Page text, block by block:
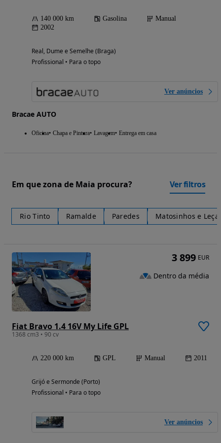
140 000 km Gasolina
Manual
2002
Real, Dume e Semelhe (Braga)
Profissional • Para o topo
Ver anúncios
Bracae AUTO
Oficina Chapa e Pintura Lavagem Entrega em casa
Em que zona de Maia procura? Ver filtros
Rio Tinto Ramalde Paredes Matosinhos e
Fiat Bravo 1.4 16V My Life GPL
1368 cm3 • 90 cv
220 000 km GPL Manual 2011
Grijó e Sermonde (Porto)
Profissional • Para o topo
Ver anúncios
3 899 EUR
Dentro da média